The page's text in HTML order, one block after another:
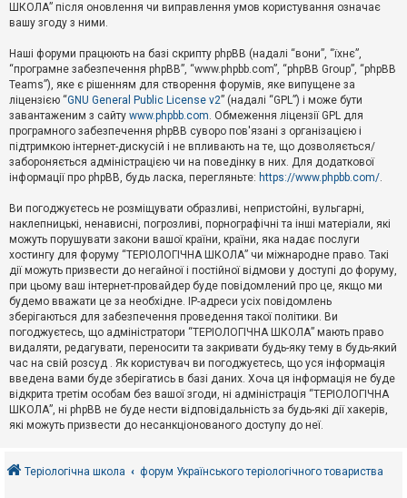
Т
м
и
б
е
з
в
і
д
п
о
в
д
й
А
к
т
и
в
н
т
е
м
и
о
ШКОЛА” після оновлення чи виправлення умов користування означає
вашу згоду з ними.
Наші форуми працюють на базі скрипту phpBB (надалі “вони”, “їхнє”,
“програмне забезпечення phpBB”, “www.phpbb.com”, “phpBB Group”, “phpBB
Teams”), яке є рішенням для створення форумів, яке випущене за
ліцензією “GNU General Public License v2” (надалі “GPL”) і може бути
завантаженим з сайту www.phpbb.com. Обмеження ліцензії GPL для
програмного забезпечення phpBB суворо пов'язані з організацією і
підтримкою інтернет-дискусій і не впливають на те, що дозволяється/
забороняється адміністрацією чи на поведінку в них. Для додаткової
інформації про phpBB, будь ласка, перегляньте: https://www.phpbb.com/.
Ви погоджуєтесь не розміщувати образливі, непристойні, вульгарні,
наклепницькі, ненависні, погрозливі, порнографічні та інші матеріали, які
можуть порушувати закони вашої країни, країни, яка надає послуги
хостингу для форуму “ТЕРІОЛОГІЧНА ШКОЛА” чи міжнародне право. Такі
дії можуть призвести до негайної і постійної відмови у доступі до форуму,
при цьому ваш інтернет-провайдер буде повідомлений про це, якщо ми
будемо вважати це за необхідне. IP-адреси усіх повідомлень
зберігаються для забезпечення проведення такої політики. Ви
погоджуєтесь, що адміністратори “ТЕРІОЛОГІЧНА ШКОЛА” мають право
видаляти, редагувати, переносити та закривати будь-яку тему в будь-який
час на свій розсуд . Як користувач ви погоджуєтесь, що уся інформація
введена вами буде зберігатись в базі даних. Хоча ця інформація не буде
відкрита третім особам без вашої згоди, ні адміністрація “ТЕРІОЛОГІЧНА
ШКОЛА”, ні phpBB не буде нести відповідальність за будь-які дії хакерів,
які можуть призвести до несанкціонованого доступу до неї.
Теріологічна школа форум Українського теріологічного товариства